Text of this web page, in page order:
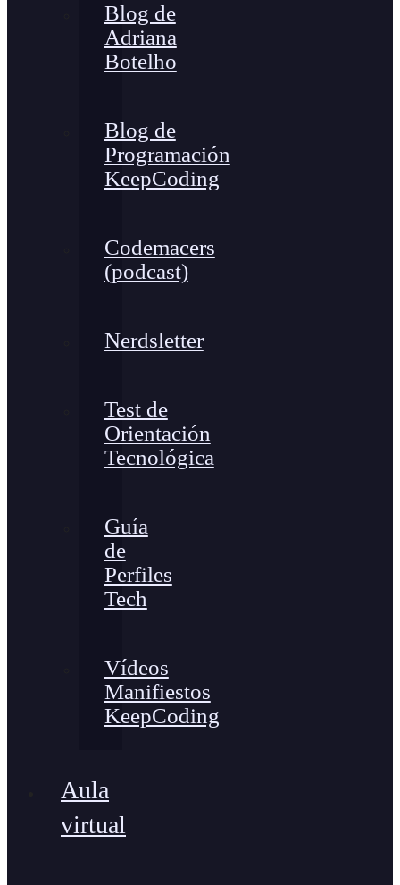
Blog de
Adriana
Botelho
Blog de
Programación
KeepCoding
Codemacers
(podcast)
Nerdsletter
Test de
Orientación
Tecnológica
Guía
de
Perfiles
Tech
Vídeos
Manifiestos
KeepCoding
Aula
virtual